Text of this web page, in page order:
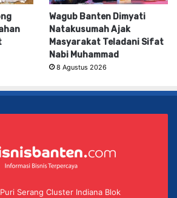
Wagub Banten Dimyati
Natakusumah Ajak
Masyarakat Teladani Sifat
Nabi Muhammad
8 Agustus 2026
Serang Cluster Indiana Blok